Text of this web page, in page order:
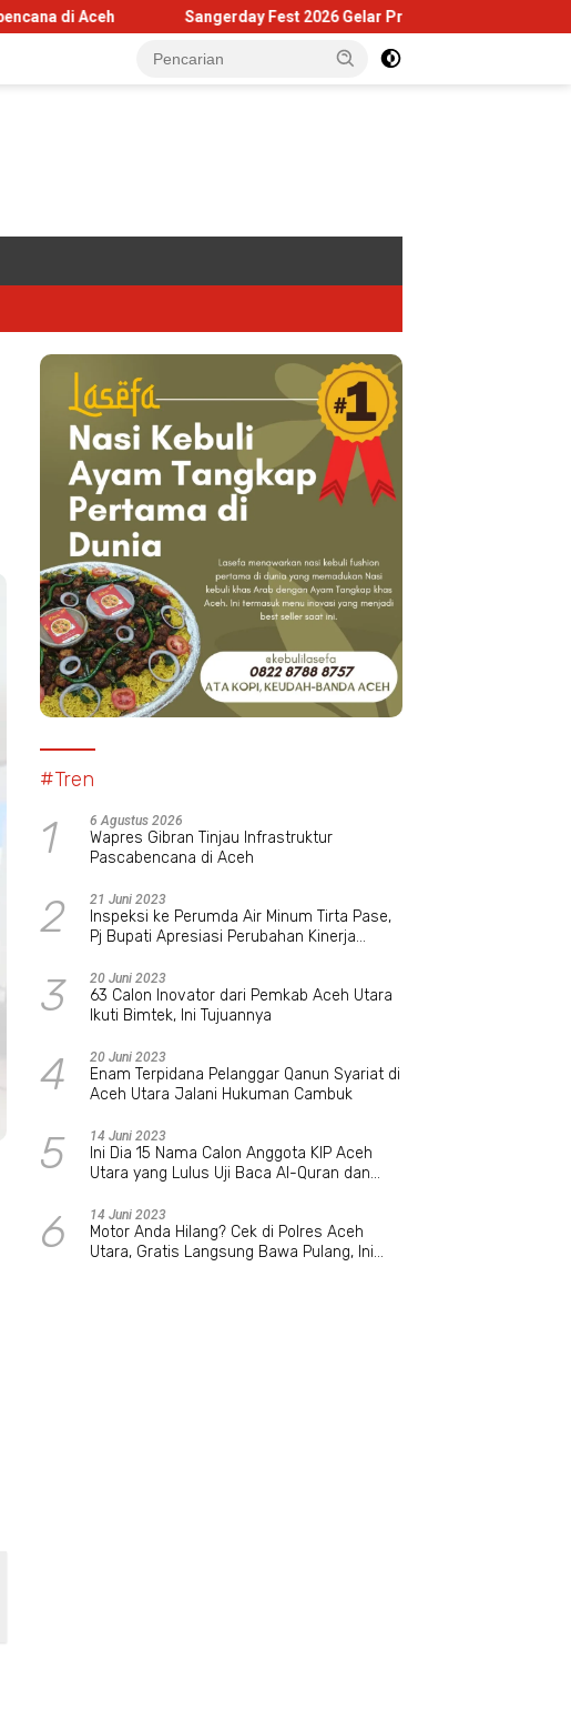
Sangerday Fest 2026 Gelar Praacara Gratis di Museum Tsunami
#Tren
1 6 Agustus 2026
Wapres Gibran Tinjau Infrastruktur
Pascabencana di Aceh
2 21 Juni 2023
Inspeksi ke Perumda Air Minum Tirta Pase,
Pj Bupati Apresiasi Perubahan Kinerja
3 20 Juni 2023
63 Calon Inovator dari Pemkab Aceh Utara
Ikuti Bimtek, Ini Tujuannya
4 20 Juni 2023
Enam Terpidana Pelanggar Qanun Syariat di
Aceh Utara Jalani Hukuman Cambuk
5 14 Juni 2023
Ini Dia 15 Nama Calon Anggota KIP Aceh
Utara yang Lulus Uji Baca Al-Quran dan
6 14 Juni 2023
Motor Anda Hilang? Cek di Polres Aceh
Utara, Gratis Langsung Bawa Pulang, Ini